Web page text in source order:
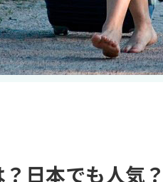
日本でも人気？